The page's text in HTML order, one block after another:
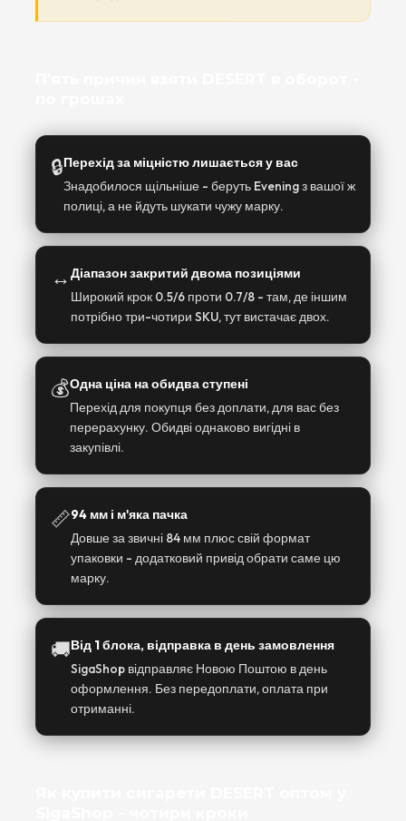
🔒Перехід за міцністю лишається у вас
Знадобилося щільніше - беруть Evening з вашої ж
полиці, а не йдуть шукати чужу марку.
↔️ Діапазон закритий двома позиціями
Широкий крок 0.5/6 проти 0.7/8 - там, де іншим
потрібно три-чотири SKU, тут вистачає двох.
💰Одна ціна на обидва ступені
Перехід для покупця без доплати, для вас без
перерахунку. Обидві однаково вигідні в
закупівлі.
📏94 мм і м'яка пачка
Довше за звичні 84 мм плюс свій формат
упаковки - додатковий привід обрати саме цю
марку.
🚚Від 1 блока, відправка в день замовлення
SigaShop відправляє Новою Поштою в день
оформлення. Без передоплати, оплата при
отриманні.